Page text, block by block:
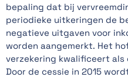
bepaling dat bij
periodieke uitkeringen de
negatieve uitgaven voor
worden aangemerkt. Het
verzekering kwalificeert als
Door de cessie in 2015